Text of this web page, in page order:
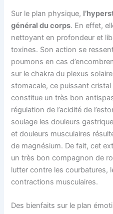
Sur le plan physique,
général du corps. En effet,
nettoyant en profondeur et
toxines. Son action se
poumons en cas
sur le chakra du plexus
stomacale, ce puissant
constitue un très bon
régulation de l’acidité de
soulage les douleurs
et douleurs musculaires
de magnésium. De fait, cet
un très bon compagnon de
lutter contre les courbatures,
contractions musculaires.
Des bienfaits sur le plan